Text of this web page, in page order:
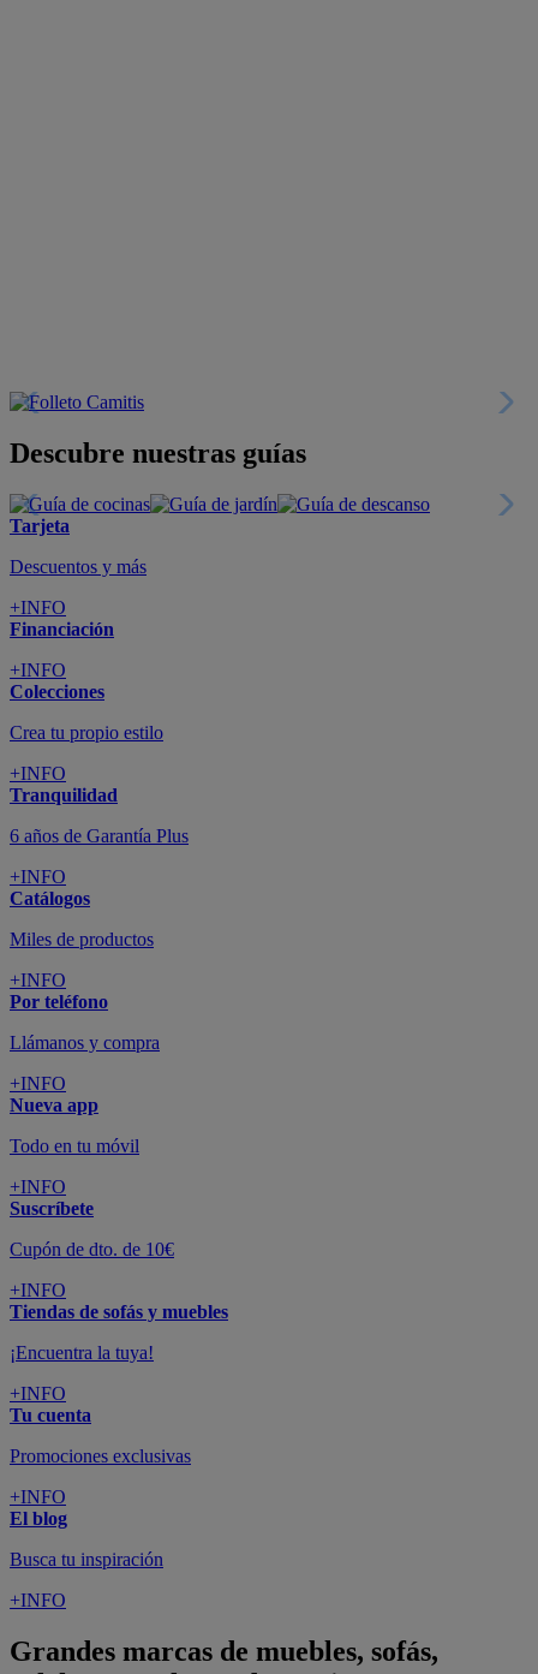
Descubre nuestras guías
Tarjeta
Descuentos y más
+INFO
Financiación
+INFO
Colecciones
Crea tu propio estilo
+INFO
Tranquilidad
6 años de Garantía Plus
+INFO
Catálogos
Miles de productos
+INFO
Por teléfono
Llámanos y compra
+INFO
Nueva app
Todo en tu móvil
+INFO
Suscríbete
Cupón de dto. de 10€
+INFO
Tiendas de sofás y muebles
¡Encuentra la tuya!
+INFO
Tu cuenta
Promociones exclusivas
+INFO
El blog
Busca tu inspiración
+INFO
Grandes marcas de muebles, sofás,